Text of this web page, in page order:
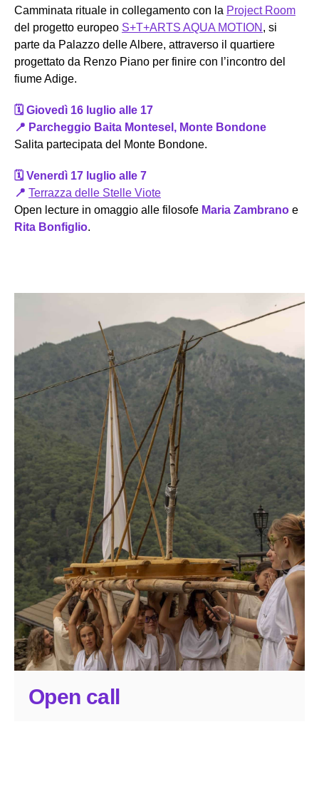
Camminata rituale in collegamento con la Project Room
del progetto europeo S+T+ARTS AQUA MOTION , si
parte da Palazzo delle Albere, attraverso il quartiere
progettato da Renzo Piano per finire con l’incontro del
fiume Adige.
🗓️ Giovedì 16 luglio alle 17
📍 Parcheggio Baita Montesel, Monte Bondone
Salita partecipata del Monte Bondone.
🗓️ Venerdì 17 luglio alle 7
📍 Terrazza delle Stelle Viote
Open lecture in omaggio alle filosofe Maria Zambrano e
Rita Bonfiglio.
Open call